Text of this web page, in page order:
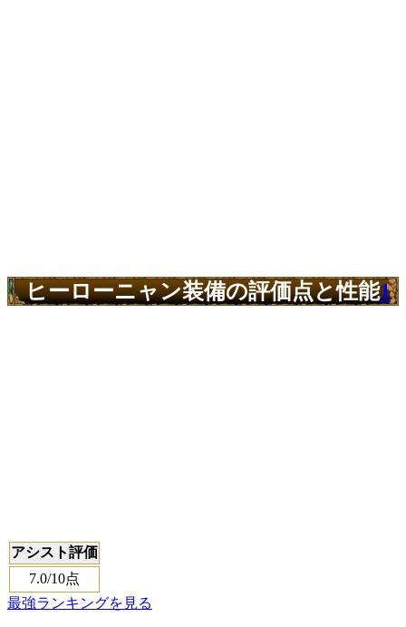
ヒーローニャン装備の評価点と性能1
アシスト評価
7.0/10点
最強ランキングを見る